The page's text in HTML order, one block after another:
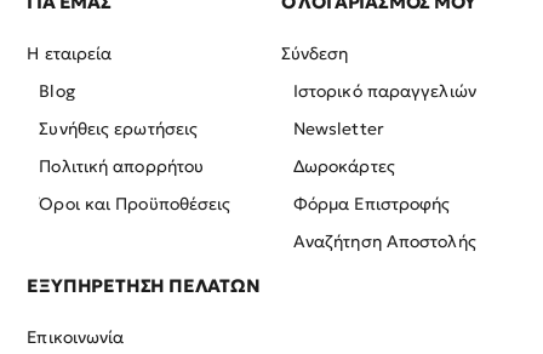
Η εταιρεία
Blog
Συνήθεις ερωτήσεις
Πολιτική απορρήτου
Όροι και Προϋποθέσεις
Σύνδεση
Ιστορικό παραγγελιών
Newsletter
Δωροκάρτες
Φόρμα Επιστροφής
Αναζήτηση Αποστολής
ΕΞΥΠΗΡΕΤΗΣΗ ΠΕΛΑΤΩΝ
Επικοινωνία